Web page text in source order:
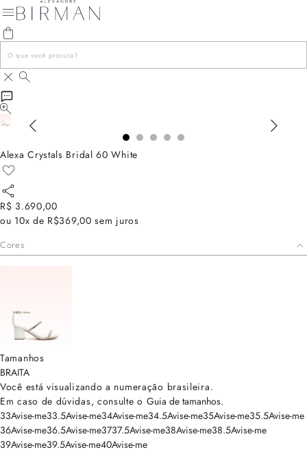
Alexa Crystals Bridal 60 White
R$ 3.690,00
ou 10x de R$369,00 sem juros
Cores
Tamanhos
BRAITA
Você está visualizando a numeração brasileira.
Em caso de dúvidas, consulte o Guia de tamanhos.
33Avise-me33.5Avise-me34Avise-me34.5Avise-me35Avise-me35.5Avise-me
36Avise-me36.5Avise-me3737.5Avise-me38Avise-me38.5Avise-me
39Avise-me39.5Avise-me40Avise-me